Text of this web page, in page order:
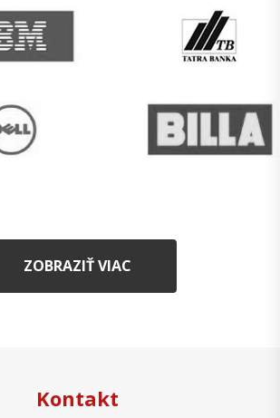
ZOBRAZIŤ VIAC
Kontakt